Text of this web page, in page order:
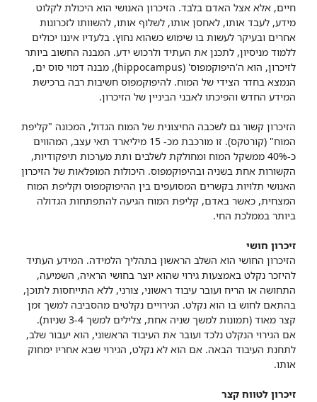
חיים, אלא אצל האדם בלבד. הזיכרון האנושי הוא היכולת לקלוט
מידע, לעבד אותו, לאחסן אותו, לשלוף אותו, להשוותו לזכרונות
אחרים ובעיקר לעשות בו שימוש כשהוא נחוץ. בלעדיו איננו יכולים
ללמוד מניסיון, לתכנן את העתיד ולרכוש ידע. המבנה החשוב ביותר
לזיכרון, הוא ה'היפוקמפוס' (hippocampus), מבנה דמוי סוס ים,
הנמצא בחדר הצידי של המוח. להיפוקמפוס חשיבות רבה ברכישת
המידע החדש והפיכתו לאבני הביניין של הזיכרון.
הזיכרון קשור גם לשכבה החיצונית של המוח הגדול, המכונה "קליפת
המוח" (קורטקס). זו מורכבת מכ- 15 מיליארד תאי עצב, המהווים
כ-40% ממשקל המוח ומחולקת לשלבים ותת מערכות תיפקודיות,
הקשורות אחת בשניה ובהיפוקמפוס. היכולות המופלאות של הזיכרון
האנושי תלויות בקשרים המסועפים בין ההיפוקמפוס וקליפת המוח
המצחית, כאשר באדם, קליפת המוח הגיעה להתפתחות הגדולה
ביותר בממלכת החי.
זיכרון חושי
הזיכרון החושי הוא השלב הראשון בתהליך הלמידה. המידע העתיד
להיזכר נקלט באמצעות גירוי שהוא יוצר בחושי הראיה, השמיעה,
התחושה או הריח ועובר עיבוד ראשוני, צורני, ללא התייחסות לתוכן,
בהתאם לחוש בו הוא נקלט. הגירויים נקלטים מהסביבה למשך זמן
קצר מאוד (תמונות למשך שניה אחת, צלילים למשך 3-4 שניות).
אם הגירוי הנקלט נלכד ועובר את העיבוד הראשוני, הוא יעבור שלב,
לתחנת העיבוד הבאה. אם הוא לא נקלט, הגירוי שבא אחריו ימחוק
אותו.
זיכרון לטווח קצר